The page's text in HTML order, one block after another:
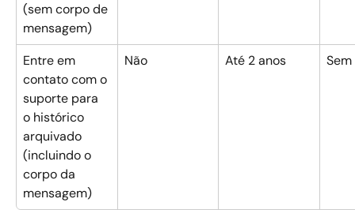
(sem corpo de
mensagem)
Entre em
contato com o
suporte para
o histórico
arquivado
(incluindo o
corpo da
mensagem)
Não Até 2 anos